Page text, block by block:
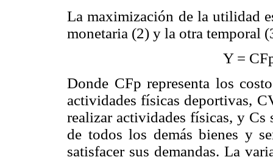
La maximización de la utilidad
monetaria (2) y la otra temporal
Y =
Donde CFp representa los
actividades físicas deportivas,
realizar actividades físicas, y
de todos los demás bienes y
satisfacer sus demandas. La